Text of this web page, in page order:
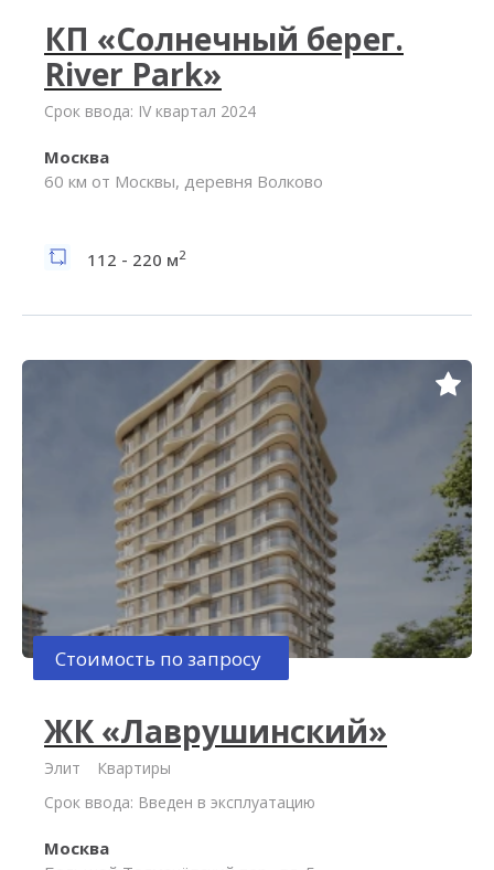
КП «Солнечный берег.
River Park»
Срок ввода: IV квартал 2024
Москва
60 км от Москвы, деревня Волково
112 - 220 м2
Стоимость по запросу
ЖК «Лаврушинский»
Элит
Квартиры
Срок ввода: Введен в эксплуатацию
Москва